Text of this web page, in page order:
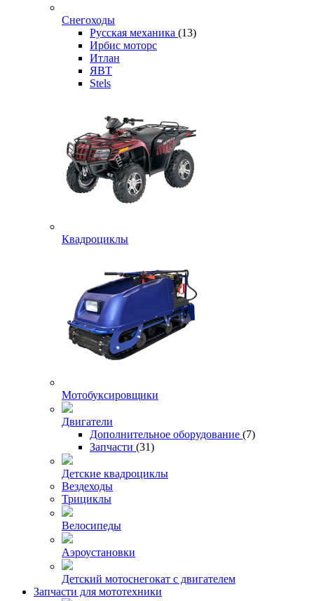
Снегоходы
Русская механика (13)
Ирбис моторс
Итлан
ЯВТ
Stels
Квадроциклы
Мотобуксировщики
Двигатели
Дополнительное оборудование (7)
Запчасти (31)
Детские квадроциклы
Вездеходы
Трициклы
Велосипеды
Аэроустановки
Детский мотоснегокат с двигателем
Запчасти для мототехники